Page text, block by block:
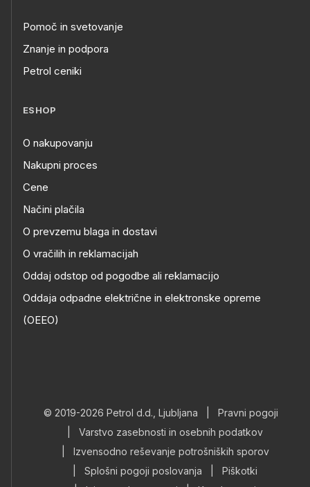
Pomoč in svetovanje
Znanje in podpora
Petrol ceniki
ESHOP
O nakupovanju
Nakupni proces
Cene
Načini plačila
O prevzemu blaga in dostavi
O vračilih in reklamacijah
Oddaj odstop od pogodbe ali reklamacijo
Oddaja odpadne električne in elektronske opreme
(OEEO)
© 2019-2026 Petrol d.d., Ljubljana
Pravni pogoji
Varstvo zasebnosti in osebnih podatkov
Izvensodno reševanje potrošniških sporov
Splošni pogoji poslovanja
Piškotki